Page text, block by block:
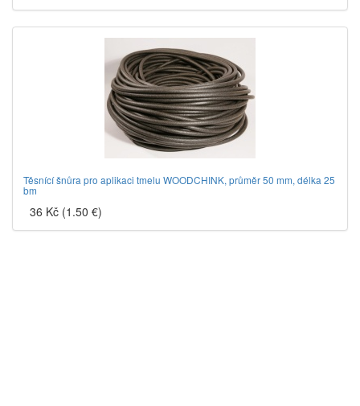
Těsnící šnůra pro aplikaci tmelu WOODCHINK, průměr 50 mm, délka 25
bm
36 Kč (1.50 €)